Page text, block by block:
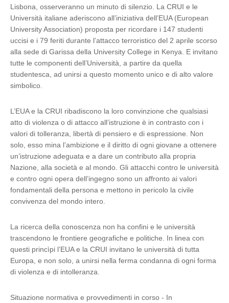
Lisbona, osserveranno un minuto di silenzio. La CRUI e le
Università italiane aderiscono all’iniziativa dell’EUA (European
University Association) proposta per ricordare i 147 studenti
uccisi e i 79 feriti durante l’attacco terroristico del 2 aprile scorso
alla sede di Garissa della University College in Kenya. E invitano
tutte le componenti dell’Università, a partire da quella
studentesca, ad unirsi a questo momento unico e di alto valore
simbolico.
L’EUA e la CRUI ribadiscono la loro convinzione che qualsiasi
atto di violenza o di attacco all’istruzione è in contrasto con i
valori di tolleranza, libertà di pensiero e di espressione. Non
solo, esso mina l’ambizione e il diritto di ogni giovane a ottenere
un’istruzione adeguata e a dare un contributo alla propria
Nazione, alla società e al mondo. Gli attacchi contro le università
e contro ogni opera dell’ingegno sono un affronto ai valori
fondamentali della persona e mettono in pericolo la civile
convivenza del mondo intero.
La ricerca della conoscenza non ha confini e le università
trascendono le frontiere geografiche e politiche. In linea con
questi princìpi l’EUA e la CRUI invitano le università di tutta
Europa, e non solo, a unirsi nella ferma condanna di ogni forma
di violenza e di intolleranza.
Situazione normativa e provvedimenti in corso - In